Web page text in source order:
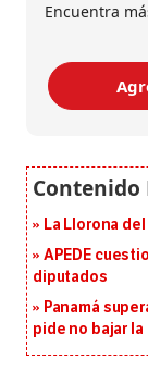
Encuentra
La Llorona
APEDE
diputados
Panamá
pide no bajar la